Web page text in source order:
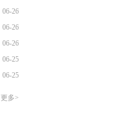
06-26
06-26
06-26
06-25
06-25
更多>